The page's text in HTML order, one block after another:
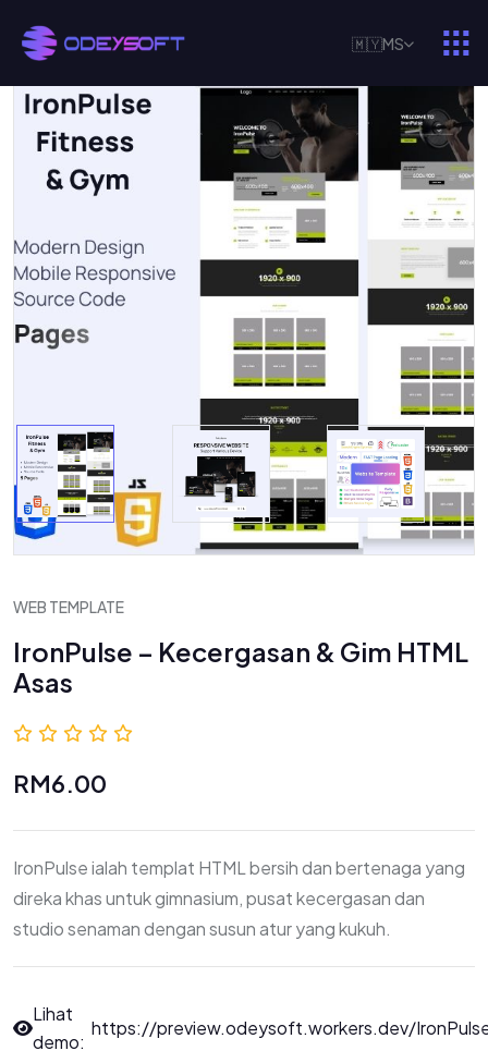
🇲🇾MS
WEB TEMPLATE
IronPulse – Kecergasan & Gim HTML
Asas
RM6.00
IronPulse ialah templat HTML bersih dan bertenaga yang
direka khas untuk gimnasium, pusat kecergasan dan
studio senaman dengan susun atur yang kukuh.
Lihat
demo:
https://preview.odeysoft.workers.dev/